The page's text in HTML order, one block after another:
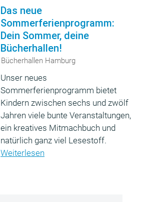
Das neue
Sommerferienprogramm:
Dein Sommer, deine
Bücherhallen!
Bücherhallen Hamburg
Unser neues
Sommerferienprogramm bietet
Kindern zwischen sechs und zwölf
Jahren viele bunte Veranstaltungen,
ein kreatives Mitmachbuch und
natürlich ganz viel Lesestoff.
Weiterlesen